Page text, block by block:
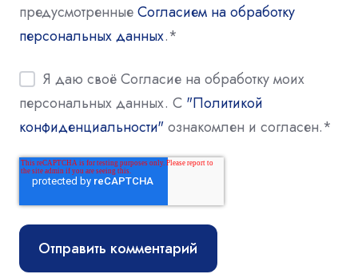
предусмотренныеСогласием на обработку
персональных данных.*
Я даю своё Согласие на обработку моих
персональных данных. С "Политикой
конфиденциальности"ознакомлен и согласен.*